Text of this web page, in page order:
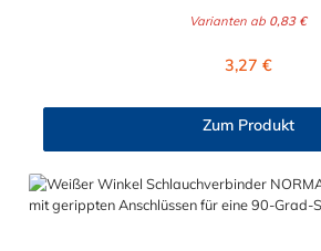
Leitungen sicher, zuverlässig und
idealen Verbinder dar für
sicheren Sitz des Schlauches.
zusätzliche Sicherung der
Schlauchschelle erforderlich sein.
Anwendung im Automobilbau
Industriebereichen.
Varianten ab 0,83 €
Regulärer
3,27 €
Zum Produkt